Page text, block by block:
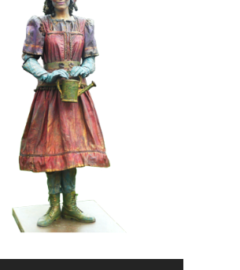
FANTASY KIDS KLEUR
MOBIEL
019 Lentemeisje